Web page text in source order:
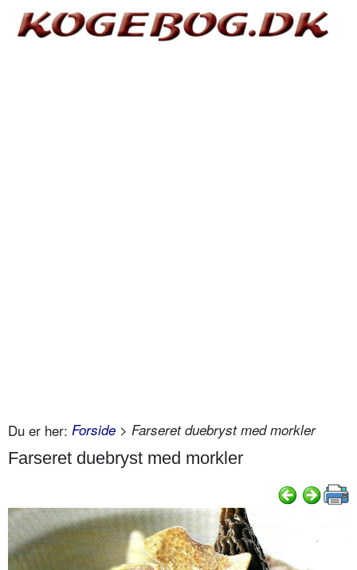
Du er her: Forside > Farseret duebryst med morkler
Farseret duebryst med morkler